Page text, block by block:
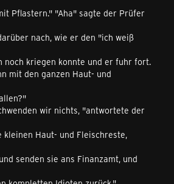
Pflastern." "Aha" sagte der Prüfer
nach, wie er den "ich weiß
noch kriegen konnte und er fuhr fort.
mit den ganzen Haut- und
wir nichts, "antwortete der
kleinen Haut- und Fleischreste,
senden sie ans Finanzamt, und